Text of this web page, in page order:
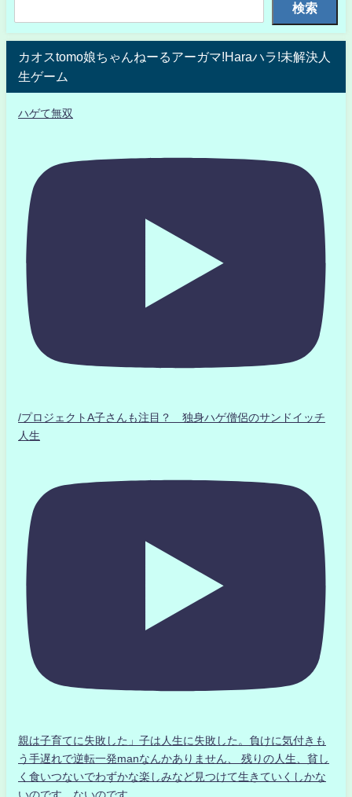
検索
カオスtomo娘ちゃんねーるアーガマ!Haraハラ!未解決人
生ゲーム
ハゲて無双
/プロジェクトA子さんも注目？ 独身ハゲ僧侶のサンドイッチ
人生
親は子育てに失敗した」子は人生に失敗した。負けに気付きも
う手遅れで逆転一発manなんかありません、 残りの人生、貧し
く食いつないでわずかな楽しみなど見つけて生きていくしかな
いのです。ないのです。